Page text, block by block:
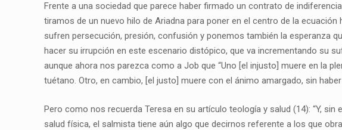
Frente a una sociedad que parece haber firmado un contrato de
tiramos de un nuevo hilo de Ariadna para poner en el centro de la
sufren persecución, presión, confusión y ponemos también la esperanza
hacer su irrupción en este escenario distópico, que va incrementando su
aunque ahora nos parezca como a Job que “Uno [el injusto] muere en la
tuétano. Otro, en cambio, [el justo] muere con el ánimo amargado, sin
Pero como nos recuerda Teresa en su artículo teología y salud (14): “Y,
salud física, el salmista tiene aún algo que decirnos referente a los que